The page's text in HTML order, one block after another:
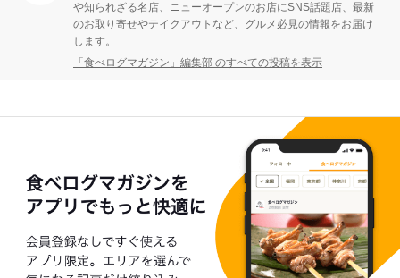
や知られざる名店、ニューオープンのお店にSNS話題店、最新
のお取り寄せやテイクアウトなど、グルメ必見の情報をお届け
します。
「食べログマガジン」編集部 のすべての投稿を表示